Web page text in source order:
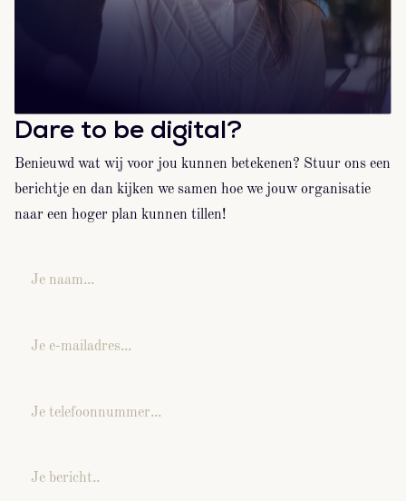
Dare to be digital?
Benieuwd wat wij voor jou kunnen betekenen? Stuur ons een
berichtje en dan kijken we samen hoe we jouw organisatie
naar een hoger plan kunnen tillen!